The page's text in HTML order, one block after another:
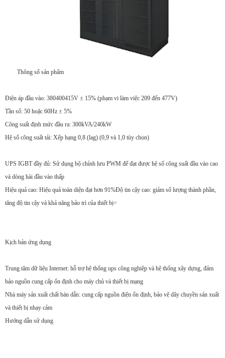
Thông số sản phẩm
Điện áp đầu vào: 380400415V ± 15% (phạm vi làm việc 209 đến 477V)
Tần số: 50 hoặc 60Hz ± 5%
Công suất định mức đầu ra: 300kVA/240kW
Hệ số công suất tải: Xếp hạng 0,8 (lag) (0,9 và 1,0 tùy chọn)
UPS IGBT đầy đủ: Sử dụng bộ chỉnh lưu PWM để đạt được hệ số công suất đầu vào cao
và dòng hài đầu vào thấp
Hiệu quả cao: Hiệu quả toàn diện đạt hơn 91%Độ tin cậy cao: giảm số lượng thành phần,
tăng độ tin cậy và khả năng bảo trì của thiết bị<
Kịch bản ứng dụng
Trung tâm dữ liệu Internet: hỗ trợ hệ thống ups công nghiệp và hệ thống xây dựng, đảm
bảo nguồn cung cấp ổn định cho máy chủ và thiết bị mạng
Nhà máy sản xuất chất bán dẫn: cung cấp nguồn điện ổn định, bảo vệ dây chuyền sản xuất
và thiết bị nhạy cảm
Hướng dẫn sử dụng